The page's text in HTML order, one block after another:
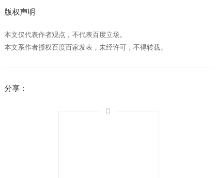
版权声明
本文仅代表作者观点，不代表百度立场。
本文系作者授权百度百家发表，未经许可，不得转载。
分享：